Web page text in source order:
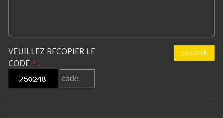
VEUILLEZ RECOPIER LE
CODE * :
ENVOYER